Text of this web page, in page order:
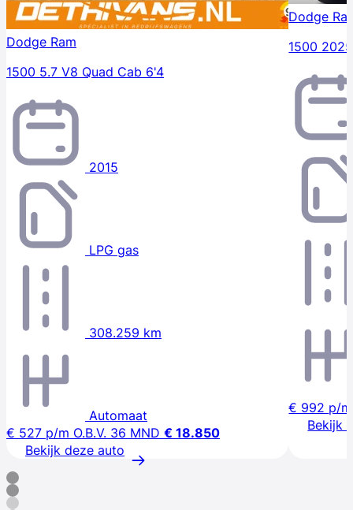
Dodge Ram
1500 5.7 V8 Quad Cab 6'4
2015
LPG gas
308.259 km
Automaat
€ 527 p/m O.B.V. 36 MND € 18.850
Bekijk deze auto
Dodge
1500
€ 992 p/m
Bekijk